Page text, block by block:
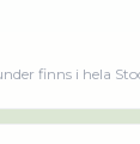
finns i hela
en mycket god